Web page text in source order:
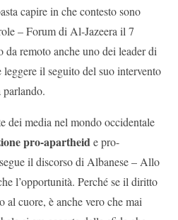
capire in che contesto sono
– Forum di Al-Jazeera il 7
da remoto anche uno dei leader di
il seguito del suo intervento
dei media nel mondo occidentale
pro-apartheide pro-
il discorso di Albanese – Allo
l’opportunità. Perché se il diritto
al cuore, è anche vero che mai